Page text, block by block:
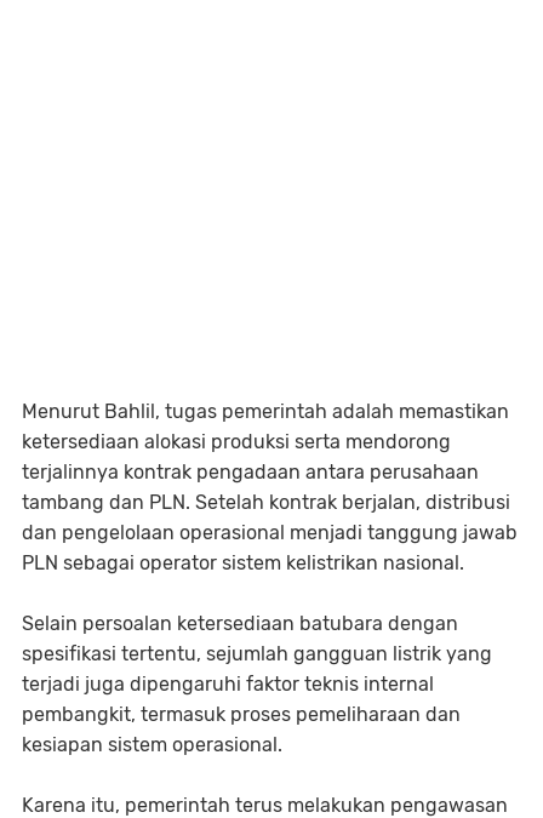
Menurut Bahlil, tugas pemerintah adalah memastikan
ketersediaan alokasi produksi serta mendorong
terjalinnya kontrak pengadaan antara perusahaan
tambang dan PLN. Setelah kontrak berjalan, distribusi
dan pengelolaan operasional menjadi tanggung jawab
PLN sebagai operator sistem kelistrikan nasional.
Selain persoalan ketersediaan batubara dengan
spesifikasi tertentu, sejumlah gangguan listrik yang
terjadi juga dipengaruhi faktor teknis internal
pembangkit, termasuk proses pemeliharaan dan
kesiapan sistem operasional.
Karena itu, pemerintah terus melakukan pengawasan